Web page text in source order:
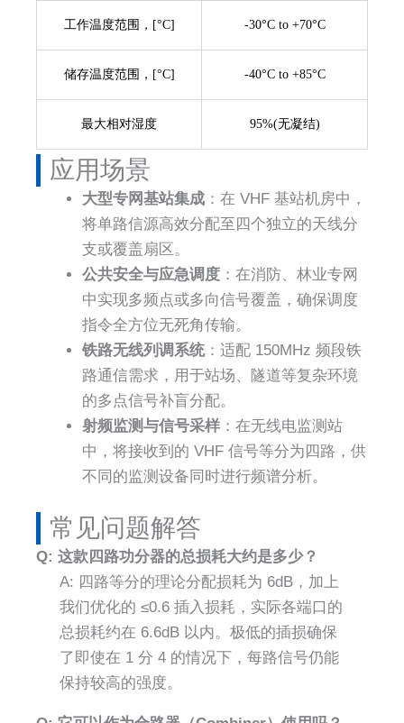
工作温度范围，[°C] -30°C to +70°C
储存温度范围，[°C] -40°C to +85°C
最大相对湿度 95%(无凝结)
应用场景
大型专网基站集成 ：在 VHF 基站机房中，
将单路信源高效分配至四个独立的天线分
支或覆盖扇区。
公共安全与应急调度 ：在消防、林业专网
中实现多频点或多向信号覆盖，确保调度
指令全方位无死角传输。
铁路无线列调系统：适配 150MHz 频段铁
路通信需求，用于站场、隧道等复杂环境
的多点信号补盲分配。
射频监测与信号采样 ：在无线电监测站
中，将接收到的 VHF 信号等分为四路，供
不同的监测设备同时进行频谱分析。
常见问题解答
Q: 这款四路功分器的总损耗大约是多少？
A: 四路等分的理论分配损耗为 6dB，加上
我们优化的 ≤0.6 插入损耗，实际各端口的
总损耗约在 6.6dB 以内。极低的插损确保
了即使在 1 分 4 的情况下，每路信号仍能
保持较高的强度。